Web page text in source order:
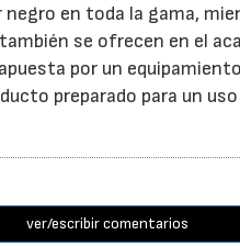
en toda la gama,
se ofrecen en el
por un
preparado para un
ver/escribir comentarios